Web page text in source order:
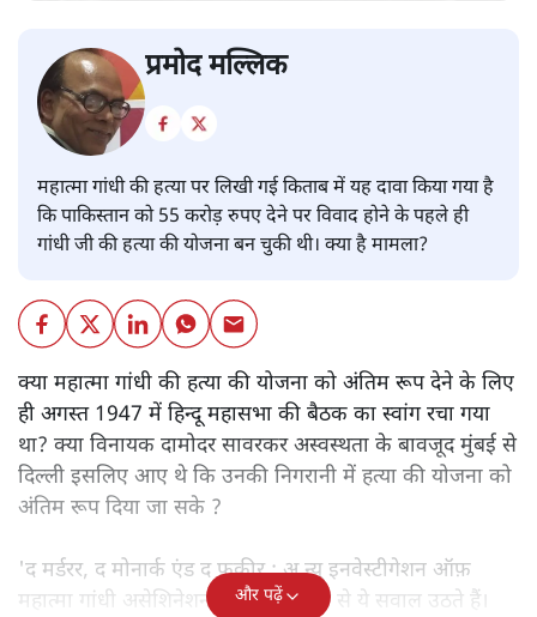
प्रमोद मल्लिक
महात्मा गांधी की हत्या पर लिखी गई किताब में यह दावा किया गया है
कि पाकिस्तान को 55 करोड़ रुपए देने पर विवाद होने के पहले ही
गांधी जी की हत्या की योजना बन चुकी थी। क्या है मामला?
क्या महात्मा गांधी की हत्या की योजना को अंतिम रूप देने के लिए
ही अगस्त 1947 में हिन्दू महासभा की बैठक का स्वांग रचा गया
था? क्या विनायक दामोदर सावरकर अस्वस्थता के बावजूद मुंबई से
दिल्ली इसलिए आए थे कि उनकी निगरानी में हत्या की योजना को
अंतिम रूप दिया जा सके ?
'द मर्डरर, द मोनार्क एंड द फ़कीर : अ न्यू इनवेस्टीगेशन ऑफ़
महात्मा गांधी असेशिनेशन' नामक किताब से ये सवाल उठते हैं।
और पढ़ें